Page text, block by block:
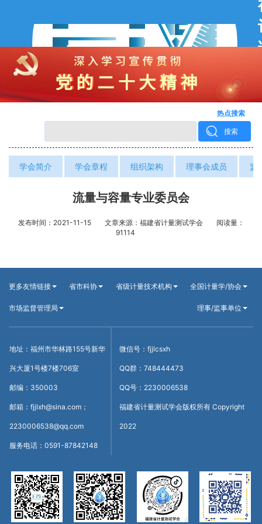
热点搜索
搜索
学会简介 学会章程 组织架构 理事会成员 监
流量与容量专业委员会
发布时间：2021-11-15 文章来源：福建省计量测试学会
阅读量：
91114
更多友情链接 省市科协 省级计量技术机构 全国计量学/协会
市场监督管理局 理事/监事单位
地址：福州市华林路155号新华
兴大厦1号楼7楼706室
邮编：350003
邮箱：fjjlxh@sina.com；
2230006538@qq.com
服务电话：0591-87842148
微信号：fjjlcsxh
QQ群：748444473
QQ号：2230006538
福建省计量测试学会版权所有 Copyright
2022